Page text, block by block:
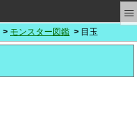
≡
モンスター図鑑 目玉